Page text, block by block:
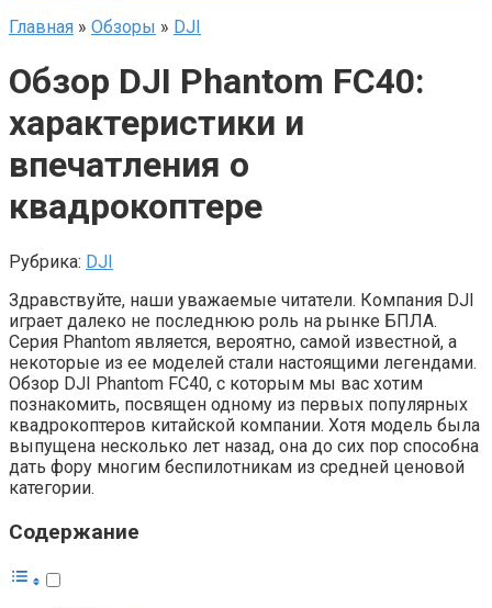
Главная » Обзоры » DJI
Обзор DJI Phantom FC40:
характеристики и
впечатления о
квадрокоптере
Рубрика: DJI
Здравствуйте, наши уважаемые читатели. Компания DJI
играет далеко не последнюю роль на рынке БПЛА.
Серия Phantom является, вероятно, самой известной, а
некоторые из ее моделей стали настоящими легендами.
Обзор DJI Phantom FC40, с которым мы вас хотим
познакомить, посвящен одному из первых популярных
квадрокоптеров китайской компании. Хотя модель была
выпущена несколько лет назад, она до сих пор способна
дать фору многим беспилотникам из средней ценовой
категории.
Содержание